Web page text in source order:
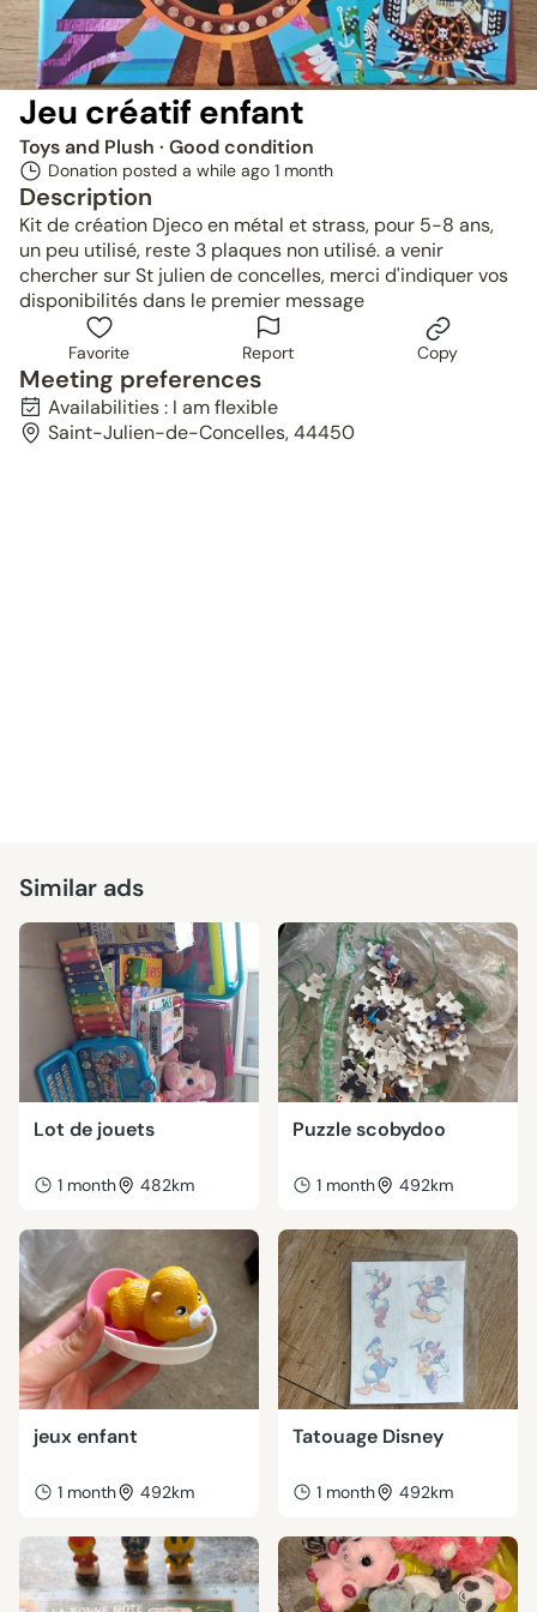
Jeu créatif enfant
Toys and Plush · Good condition
Donation posted a while ago 1 month
Description
Kit de création Djeco en métal et strass, pour 5-8 ans,
un peu utilisé, reste 3 plaques non utilisé. a venir
chercher sur St julien de concelles, merci d'indiquer vos
disponibilités dans le premier message
Favorite Report Copy
Meeting preferences
Availabilities : I am flexible
Saint-Julien-de-Concelles, 44450
Similar ads
Lot de jouets
1 month 482km
Puzzle scobydoo
1 month 492km
jeux enfant
1 month 492km
Tatouage Disney
1 month 492km